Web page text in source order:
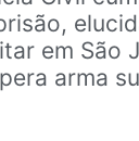
em São
arma